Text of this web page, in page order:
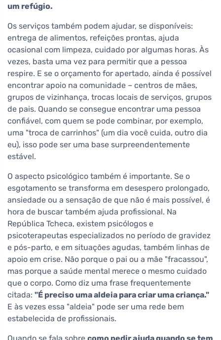
um refúgio.
Os serviços também podem ajudar, se disponíveis:
entrega de alimentos, refeições prontas, ajuda
ocasional com limpeza, cuidado por algumas horas. Às
vezes, basta uma vez para permitir que a pessoa
respire. E se o orçamento for apertado, ainda é possível
encontrar apoio na comunidade – centros de mães,
grupos de vizinhança, trocas locais de serviços, grupos
de pais. Quando se consegue encontrar uma pessoa
confiável, com quem se pode combinar, por exemplo,
uma "troca de carrinhos" (um dia você cuida, outro dia
eu), isso pode ser uma base surpreendentemente
estável.
O aspecto psicológico também é importante. Se o
esgotamento se transforma em desespero prolongado,
ansiedade ou a sensação de que não é mais possível, é
hora de buscar também ajuda profissional. Na
República Tcheca, existem psicólogos e
psicoterapeutas especializados no período de gravidez
e pós-parto, e em situações agudas, também linhas de
apoio em crise. Não porque o pai ou a mãe "fracassou",
mas porque a saúde mental merece o mesmo cuidado
que o corpo. Como diz uma frase frequentemente
citada: "É preciso uma aldeia para criar uma criança."
E às vezes essa "aldeia" pode ser uma rede bem
estabelecida de profissionais.